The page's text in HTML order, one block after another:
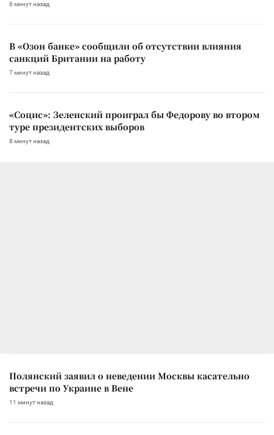
6 минут назад
В «Озон банке» сообщили об отсутствии влияния
санкций Британии на работу
7 минут назад
«Социс»: Зеленский проиграл бы Федорову во втором
туре президентских выборов
8 минут назад
Полянский заявил о неведении Москвы касательно
встречи по Украине в Вене
11 минут назад